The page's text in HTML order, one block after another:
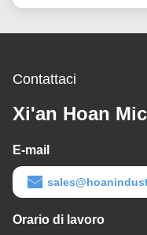
personalizzabile
Contattaci
Xi'an Hoan
E-mail
Orario di lavoro